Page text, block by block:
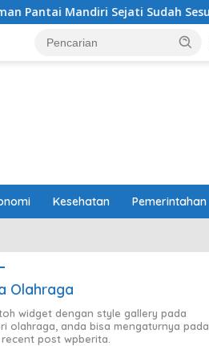
Sudah Sesuai Spesifikasi
Kesehatan Pemerintahan
Olahraga
widget dengan style gallery pada
olahraga, anda bisa mengaturnya pada
post wpberita.